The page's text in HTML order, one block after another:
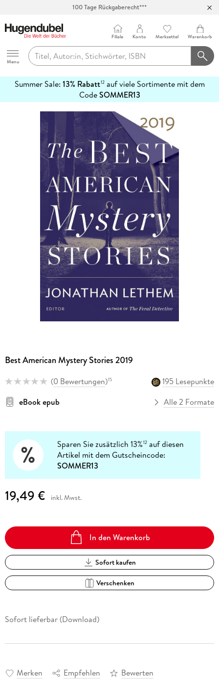
100 Tage Rückgaberecht***
Hugendubel
Menu
Filiale Konto Merkzettel Warenkorb
Summer Sale: 13% Rabatt12auf viele Sortimente mit dem
CodeSOMMER13
erfahren
Best American Mystery Stories 2019
(0 Bewertungen)15
195 Lesepunkte
eBook epub
Alle 2 Formate
Sparen Sie zusätzlich 13%12 auf diesen
Artikel mit dem Gutscheincode:
SOMMER13
19,49 € inkl. Mwst.
In den Warenkorb
Sofort kaufen
Verschenken
Sofort lieferbar (Download)
Merken Empfehlen Bewerten